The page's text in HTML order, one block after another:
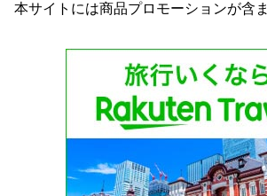
本サイトには商品プロモーションが含